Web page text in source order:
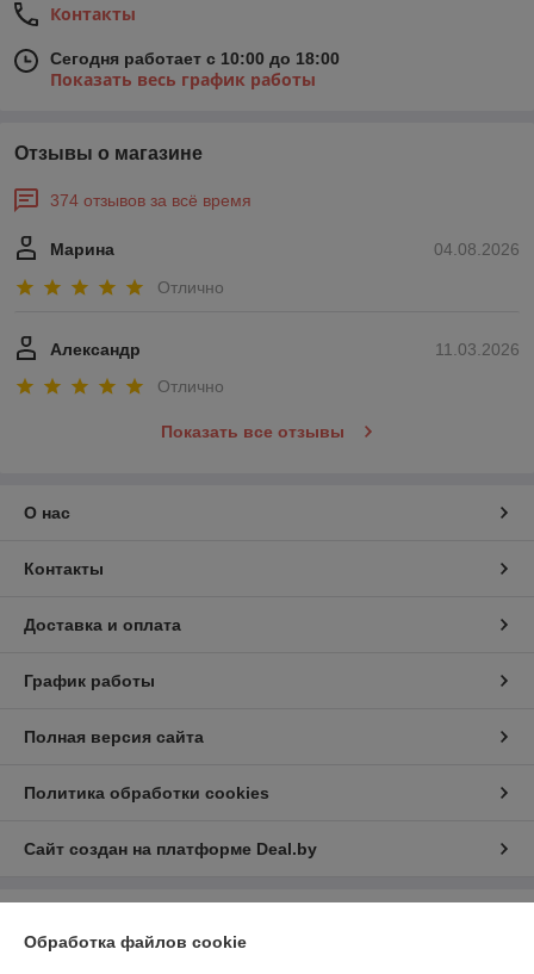
Контакты
Сегодня работает с 10:00 до 18:00
Показать весь график работы
Отзывы о магазине
374 отзывов за всё время
04.08.2026
Марина
Отлично
11.03.2026
Александр
Отлично
Показать все отзывы
О нас
Контакты
Доставка и оплата
График работы
Полная версия сайта
Политика обработки cookies
Сайт создан на платформе Deal.by
Обработка файлов cookie